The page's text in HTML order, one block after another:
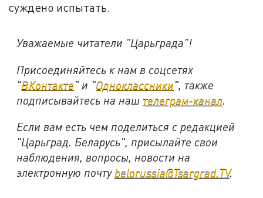
суждено испытать.
Уважаемые читатели "Царьграда"!
Присоединяйтесь к нам в соцсетях
"ВКонтакте" и "Одноклассники", также
подписывайтесь на наш телеграм-канал.
Если вам есть чем поделиться с редакцией
"Царьград. Беларусь", присылайте свои
наблюдения, вопросы, новости на
электронную почту belorussia@Tsargrad.TV.